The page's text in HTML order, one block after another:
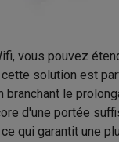
vous pouvez
solution est
branchant le
d'une portée
qui garantit une